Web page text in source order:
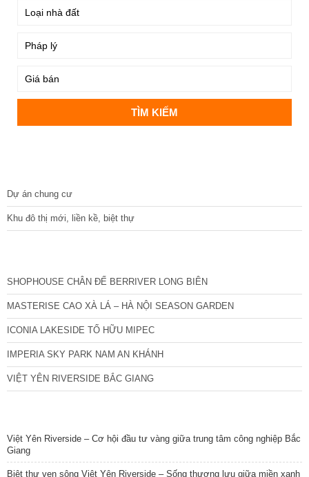
Dự án chung cư
Khu đô thị mới, liền kề, biệt thự
SHOPHOUSE CHÂN ĐẾ BERRIVER LONG BIÊN
MASTERISE CAO XÀ LÁ – HÀ NỘI SEASON GARDEN
ICONIA LAKESIDE TỐ HỮU MIPEC
IMPERIA SKY PARK NAM AN KHÁNH
VIỆT YÊN RIVERSIDE BẮC GIANG
Việt Yên Riverside – Cơ hội đầu tư vàng giữa trung tâm công nghiệp Bắc
Giang
Biệt thự ven sông Việt Yên Riverside – Sống thượng lưu giữa miền xanh